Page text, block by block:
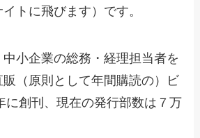
トに飛びます）です。
中小企業の総務・経理担当者を
（原則として年間購読の）ビ
に創刊、現在の発行部数は７万